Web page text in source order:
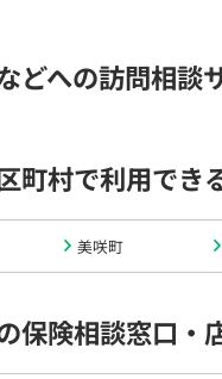
どへの訪問相談
町村で利用でき
美咲町
保険相談窓口・